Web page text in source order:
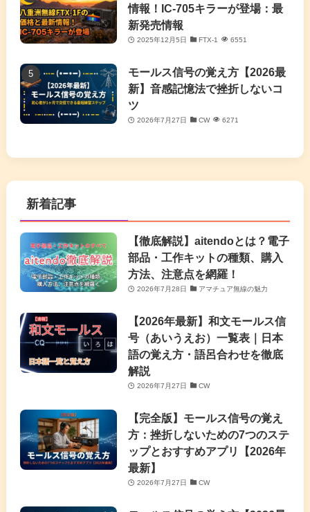
情報！IC-705キラーが登場：最
新発売情報
2025年12月5日 FTX-1 6551
モールス信号の覚え方【2026最
新】音感記憶法で挫折しないコ
ツ
2026年7月27日 CW 6271
新着記事
【徹底解説】aitendoとは？電子
部品・工作キットの種類、購入
方法、注意点を網羅！
2026年7月28日 アマチュア無線の魅力
【2026年最新】和文モールス信
号（あいうえお）一覧表｜日本
語の覚え方・語呂合わせを徹底
解説
2026年7月27日 CW
【完全版】モールス信号の覚え
方：挫折しないための7つのステ
ップとおすすめアプリ【2026年
最新】
2026年7月27日 CW